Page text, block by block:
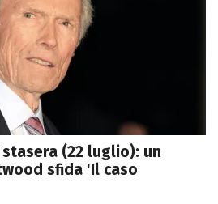
(22 luglio): un
sfida 'Il caso